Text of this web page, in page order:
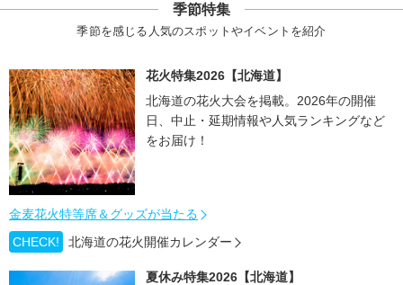
季節特集
季節を感じる人気のスポットやイベントを紹介
花火特集2026【北海道】
北海道の花火大会を掲載。2026年の開催
日、中止・延期情報や人気ランキングなど
をお届け！
金麦花火特等席＆グッズが当たる
CHECK!
北海道の花火開催カレンダー
夏休み特集2026【北海道】